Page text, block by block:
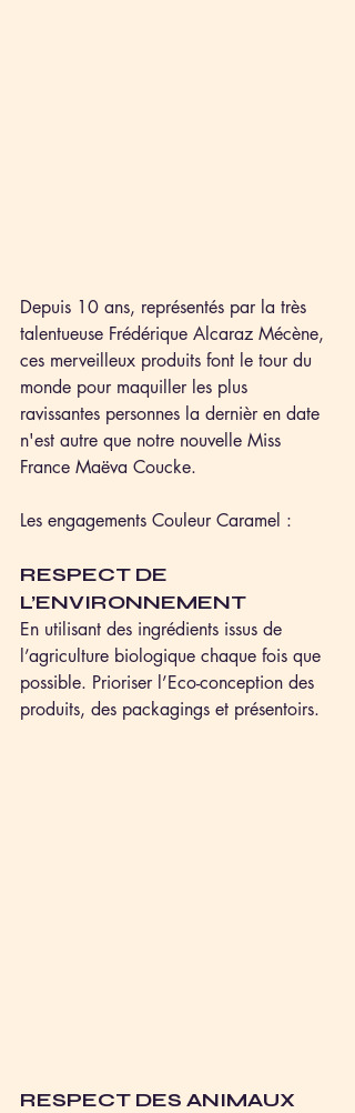
Depuis 10 ans, représentés par la très
talentueuse Frédérique Alcaraz Mécène,
ces merveilleux produits font le tour du
monde pour maquiller les plus
ravissantes personnes la dernièr en date
n'est autre que notre nouvelle Miss
France Maëva Coucke.
Les engagements Couleur Caramel :
RESPECT DE
L’ENVIRONNEMENT
En utilisant des ingrédients issus de
l’agriculture biologique chaque fois que
possible. Prioriser l’Eco-conception des
produits, des packagings et présentoirs.
RESPECT DES ANIMAUX